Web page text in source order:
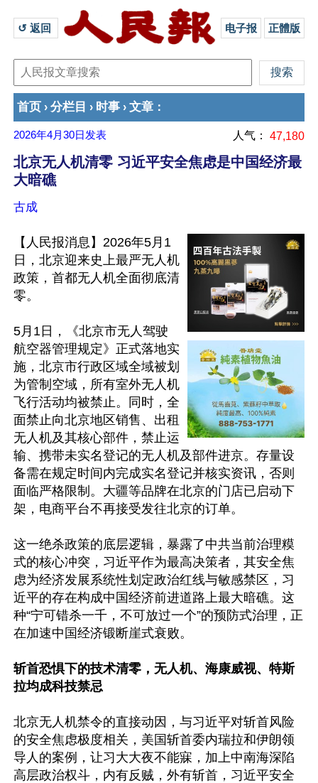
↺ 返回 电子报 正體版
首页 › 分栏目 › 时事 › 文章 ：
2026年4月30日 发表 人气： 47,180
北京无人机清零 习近平安全焦虑是中国经济最
大暗礁
古成
【人民报消息】2026年5月1
日，北京迎来史上最严无人机
政策，首都无人机全面彻底清
零。
5月1日，《北京市无人驾驶
航空器管理规定》正式落地实
施，北京市行政区域全域被划
为管制空域，所有室外无人机
飞行活动均被禁止。同时，全
面禁止向北京地区销售、出租
无人机及其核心部件，禁止运
输、携带未实名登记的无人机及部件进京。存量设
备需在规定时间内完成实名登记并核实资讯，否则
面临严格限制。大疆等品牌在北京的门店已启动下
架，电商平台不再接受发往北京的订单。
这一绝杀政策的底层逻辑，暴露了中共当前治理糢
式的核心冲突，习近平作为最高决策者，其安全焦
虑为经济发展系统性划定政治红线与敏感禁区，习
近平的存在构成中国经济前进道路上最大暗礁。这
种“宁可错杀一千，不可放过一个”的预防式治理，正
在加速中国经济锻断崖式衰败。
斩首恐惧下的技术清零，无人机、海康威视、特斯
拉均成科技禁忌
北京无人机禁令的直接动因，与习近平对斩首风险
的安全焦虑极度相关，美国斩首委内瑞拉和伊朗领
导人的案例，让习大大夜不能寐，加上中南海深陷
高层政治权斗，内有反贼，外有斩首，习近平安全